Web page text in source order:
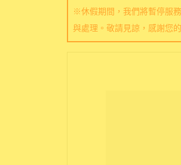
※休假期間，我們將暫停服
與處理。敬請見諒，感謝您